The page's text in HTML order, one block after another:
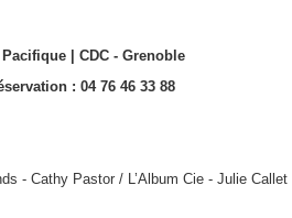
| CDC - Grenoble
: 04 76 46 33 88
- Cathy Pastor / L’Album Cie - Julie Callet